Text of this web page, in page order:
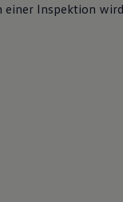
Inspektion